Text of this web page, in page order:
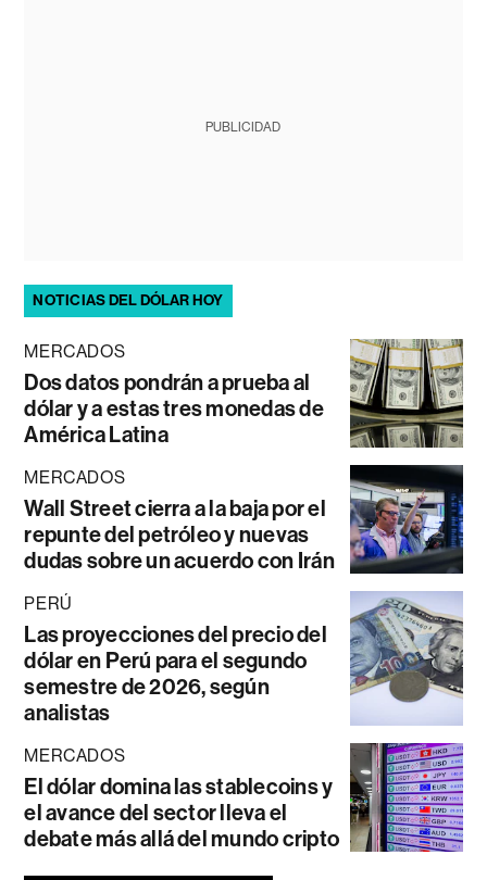
PUBLICIDAD
NOTICIAS DEL DÓLAR HOY
MERCADOS
Dos datos pondrán a prueba al
dólar y a estas tres monedas de
América Latina
MERCADOS
Wall Street cierra a la baja por el
repunte del petróleo y nuevas
dudas sobre un acuerdo con Irán
PERÚ
Las proyecciones del precio del
dólar en Perú para el segundo
semestre de 2026, según
analistas
MERCADOS
El dólar domina las stablecoins y
el avance del sector lleva el
debate más allá del mundo cripto